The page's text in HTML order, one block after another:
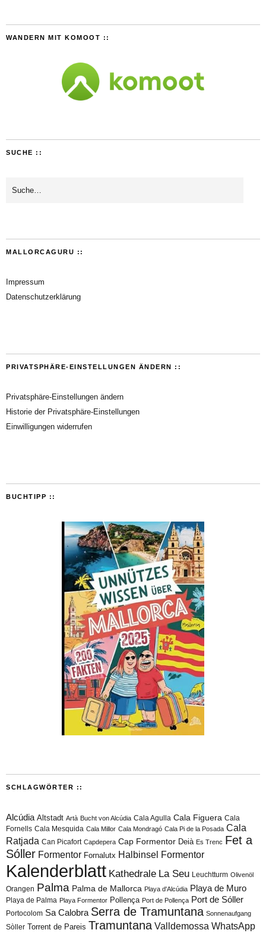
WANDERN MIT KOMOOT ::
SUCHE ::
MALLORCAGURU ::
Impressum
Datenschutzerklärung
PRIVATSPHÄRE-EINSTELLUNGEN ÄNDERN ::
Privatsphäre-Einstellungen ändern
Historie der Privatsphäre-Einstellungen
Einwilligungen widerrufen
BUCHTIPP ::
SCHLAGWÖRTER ::
Alcúdia Altstadt Artà Bucht von Alcúdia Cala Agulla Cala Figuera Cala
Fornells Cala Mesquida Cala Millor Cala Mondragó Cala Pi de la Posada Cala
Ratjada Can Picafort Capdepera Cap Formentor Deià Es Trenc Fet a
Sóller Formentor Fornalutx Halbinsel Formentor
Kalenderblatt Kathedrale La Seu Leuchtturm Olivenöl
Orangen Palma Palma de Mallorca Playa d'Alcúdia Playa de Muro
Playa de Palma Playa Formentor Pollença Port de Pollença Port de Sóller
Portocolom Sa Calobra Serra de Tramuntana Sonnenaufgang
Sòller Torrent de Pareis Tramuntana Valldemossa WhatsApp